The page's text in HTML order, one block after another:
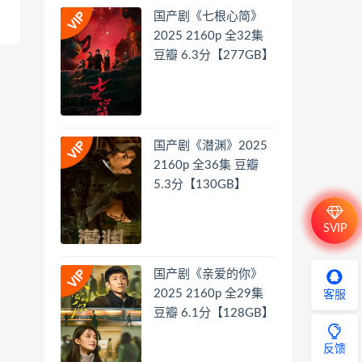
国产剧《七根心简》
2025 2160p 全32集
豆瓣 6.3分【277GB】
国产剧《潜渊》2025
2160p 全36集 豆瓣
5.3分【130GB】
国产剧《亲爱的你》
2025 2160p 全29集
豆瓣 6.1分【128GB】
SVIP
客服
反馈